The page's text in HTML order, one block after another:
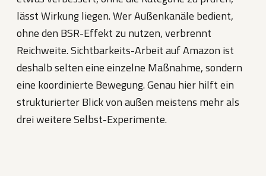
lässt Wirkung liegen. Wer Außenkanäle bedient,
ohne den BSR-Effekt zu nutzen, verbrennt
Reichweite. Sichtbarkeits-Arbeit auf Amazon ist
deshalb selten eine einzelne Maßnahme, sondern
eine koordinierte Bewegung. Genau hier hilft ein
strukturierter Blick von außen meistens mehr als
drei weitere Selbst-Experimente.